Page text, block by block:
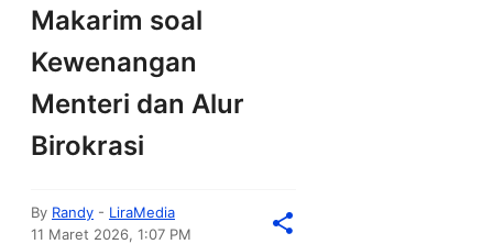
Makarim soal
Kewenangan
Menteri dan Alur
Birokrasi
By Randy - LiraMedia
11 Maret 2026, 1:07 PM